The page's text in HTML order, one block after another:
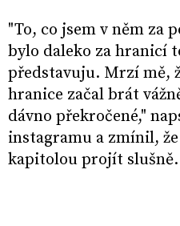
"To, co jsem v něm za
bylo daleko za hranicí
představuju. Mrzí mě,
hranice začal brát
dávno překročené,"
instagramu a zmínil,
kapitolou projít slušně.